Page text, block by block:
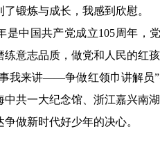
锻炼与成长，我感到欣慰。
是中国共产党成立105周年，
意志品质，做党和人民的红
事我来讲——争做红领巾讲解员
中共一大纪念馆、浙江嘉兴南
做新时代好少年的决心。